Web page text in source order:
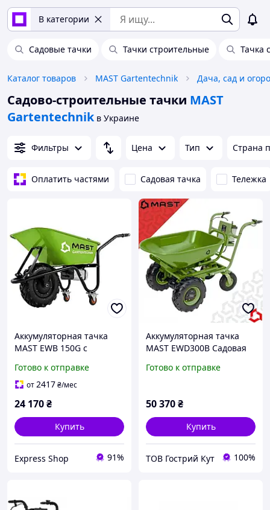
В категории
Садовые тачки Тачки строительные Тачка
Каталог товаров MAST Gartentechnik Дача, сад и
Садово-строительные тачки MAST
Gartentechnik в Украине
Фильтры Цена Тип Страна
Оплатить частями Садовая тачка Тележка
Аккумуляторная тачка
MAST EWB 150G с
и грузоподъемностью 150
кг объем кузова 75 л
Готово к отправке
от2417₴/мес
24 170₴
Купить
Express Shop 91%
Аккумуляторная тачка
MAST EWD300B Садовая
Готово к отправке
50 370₴
Купить
ТОВ Гострий Кут 100%